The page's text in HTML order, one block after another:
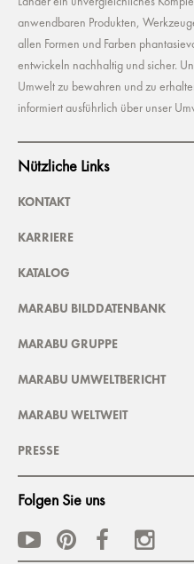
anwendbaren Produkten,
allen Formen und Farben
entwickeln nachhaltig und sicher.
Umwelt zu bewahren und zu
informiert ausführlich über unser
Nützliche Links
KONTAKT
KARRIERE
KATALOG
MARABU BILDDATENBANK
MARABU GRUPPE
MARABU UMWELTBERICHT
MARABU WELTWEIT
PRESSE
Folgen Sie uns